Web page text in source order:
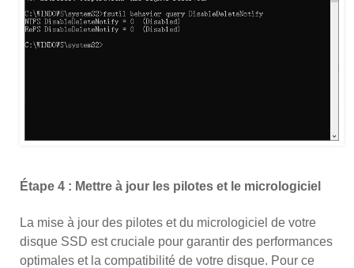
Étape 4 : Mettre à jour les pilotes et le micrologiciel
La mise à jour des pilotes et du micrologiciel de votre
disque SSD est cruciale pour garantir des performances
optimales et la compatibilité de votre disque. Pour ce